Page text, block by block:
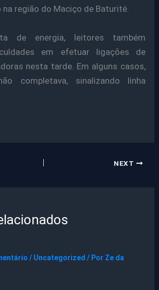
região do Maciço de Baturité.
de energia, leitores também
em efetuar ligações de
nesta tarde. Em alguns casos,
completava, sinalizando linha
NEXT
/ Uncategorized / Por Ze da